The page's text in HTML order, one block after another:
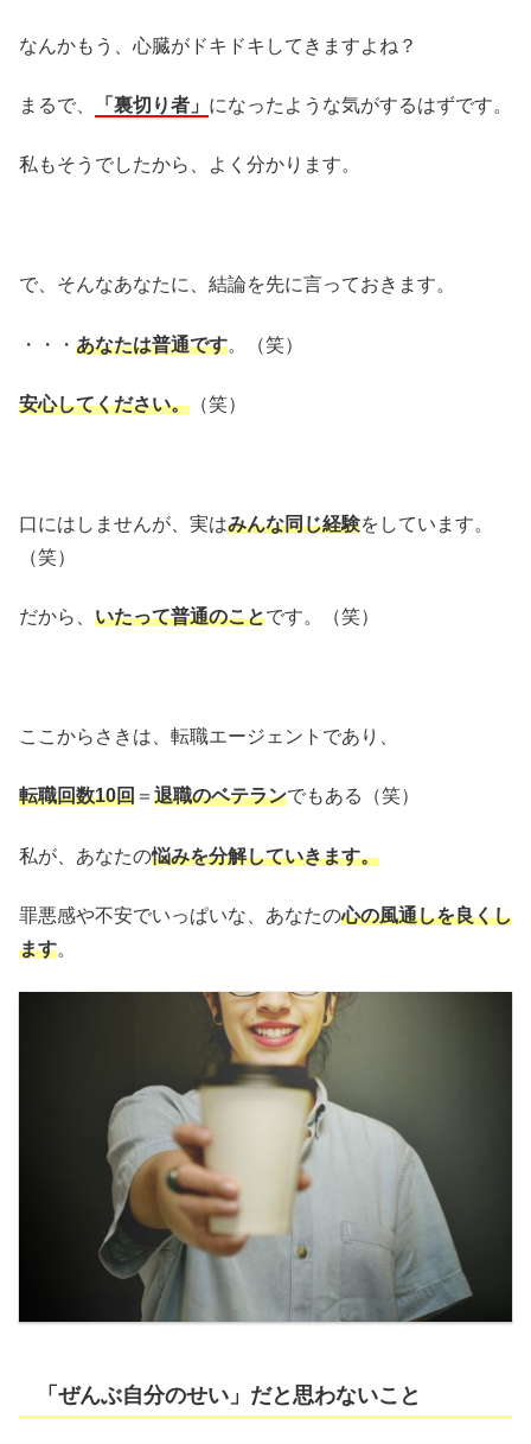
なんかもう、心臓がドキドキしてきますよね？
まるで、 「裏切り者」 になったような気がするはずです。
私もそうでしたから、よく分かります。
で、そんなあなたに、結論を先に言っておきます。
・・・ あなたは普通です。（笑）
安心してください。 （笑）
口にはしませんが、実はみんな同じ経験をしています。
（笑）
だから、 いたって普通のことです。（笑）
ここからさきは、転職エージェントであり、
転職回数10回 ＝ 退職のベテランでもある（笑）
私が、あなたの悩みを分解していきます。
罪悪感や不安でいっぱいな、あなたの心の風通しを良くし
ます。
「ぜんぶ自分のせい」だと思わないこと